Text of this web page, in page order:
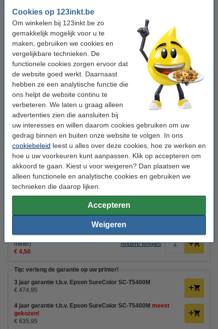
Cookies op 123inkt.be
Om winkelen bij 123inkt.be zo
gemakkelijk mogelijk voor u te
maken, gebruiken we cookies en
vergelijkbare technieken. De
functionele cookies zorgen ervoor dat
de website goed werkt. Daarnaast
hebben ze een analytische functie die
ons helpt de website continu te
verbeteren. We laten u graag alleen
advertenties zien die aansluiten bij
uw interesses en willen daarom cookies gebruiken om uw
gedrag binnen en buiten onze website te volgen. In ons
cookiebeleid leest u alles over deze cookies, hoe ze werken en
hoe u uw voorkeuren kunt aanpassen. Klik op accepteren om
akkoord te gaan. Kiest u voor weigeren? Dan plaatsen we
alleen functionele en analytische cookies en gebruiken we
technieken die daarop lijken.
Accepteren
Weigeren
Printeraansluiting: USB
nee
ADF: nee
Duplex: nee
Mobiel printen: ja (AirPrint)
Extra info: uw oude apparaat
Tip: inkt meebestellen
Epson aanbieding: T41F-serie zwart + 3 kleuren
(123inkt huismerk)
€ 347,50
Epson levert GEEN USB-kabel mee.
123inkt USB-printerkabel zwart (2
meter)
€ 4,50
Andere lengtes
Tip: verleng de garantie op uw printer!
3 jaar garantie t.b.v. Epson SureColor SC-T5400M
€ 474,95
4 jaar garantie t.b.v. Epson SureColor SC-T5400M meest
gekozen!
€ 635,95